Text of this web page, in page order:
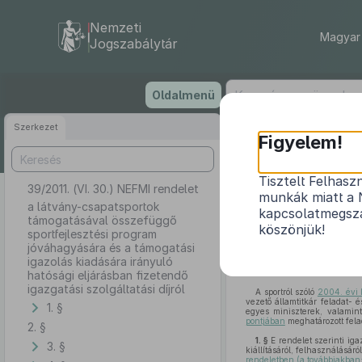
tartalomra
Nemzeti
Jogszabálytár
Oldalmenü
Szerkezet
39/2011. (VI. 30.) NEFMI rendelet
a látvány-csapatsportok
támogatásával összefüggő
sportfejlesztési program
jóváhagyására és a támogatási
igazolás kiadására irányuló
hatósági eljárásban fizetendő
igazgatási szolgáltatási díjról
1. §
2. §
3. §
a látvány-
A sportról szóló 2004. évi
vezető államtitkár feladat-
egyes miniszterek,
pontjában meghatározott
1. § E rendelet szerinti
kiállításáról,
rendeletben (a
Figyelem!
Tisztelt
munkák miatt a
köszönjük!